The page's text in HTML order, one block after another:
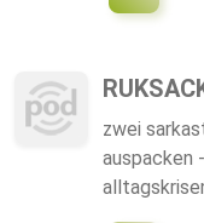
mit den
erscheinen
Ausbildung
Terminen
Anfragen,
zwei
auspacken